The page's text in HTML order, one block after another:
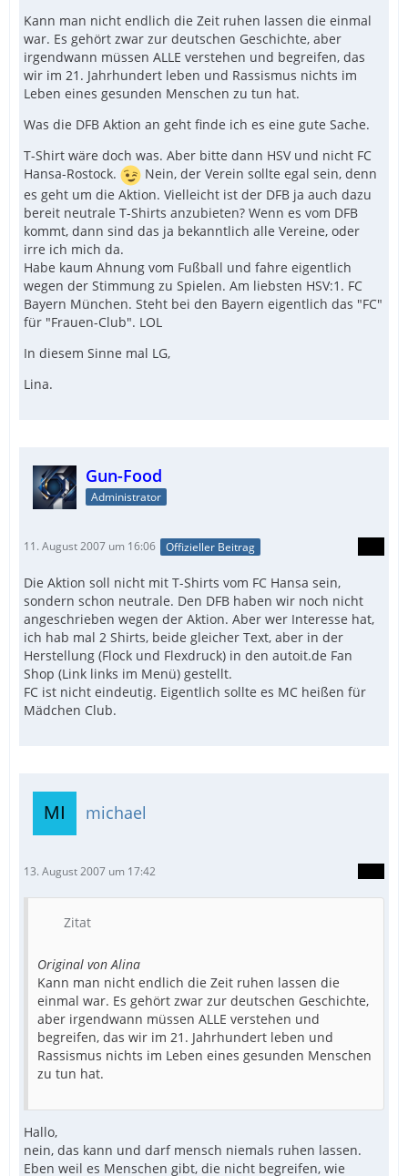
Kann man nicht endlich die Zeit ruhen lassen die einmal
war. Es gehört zwar zur deutschen Geschichte, aber
irgendwann müssen ALLE verstehen und begreifen, das
wir im 21. Jahrhundert leben und Rassismus nichts im
Leben eines gesunden Menschen zu tun hat.
Was die DFB Aktion an geht finde ich es eine gute Sache.
T-Shirt wäre doch was. Aber bitte dann HSV und nicht FC
Hansa-Rostock.
Nein, der Verein sollte egal sein, denn
es geht um die Aktion. Vielleicht ist der DFB ja auch dazu
bereit neutrale T-Shirts anzubieten? Wenn es vom DFB
kommt, dann sind das ja bekanntlich alle Vereine, oder
irre ich mich da.
Habe kaum Ahnung vom Fußball und fahre eigentlich
wegen der Stimmung zu Spielen. Am liebsten HSV:1. FC
Bayern München. Steht bei den Bayern eigentlich das "FC"
für "Frauen-Club". LOL
In diesem Sinne mal LG,
Lina.
Gun-Food
Administrator
11. August 2007 um 16:06 Offizieller Beitrag
Die Aktion soll nicht mit T-Shirts vom FC Hansa sein,
sondern schon neutrale. Den DFB haben wir noch nicht
angeschrieben wegen der Aktion. Aber wer Interesse hat,
ich hab mal 2 Shirts, beide gleicher Text, aber in der
Herstellung (Flock und Flexdruck) in den autoit.de Fan
Shop (Link links im Menü) gestellt.
FC ist nicht eindeutig. Eigentlich sollte es MC heißen für
Mädchen Club.
michael
13. August 2007 um 17:42
Zitat
Original von Alina
Kann man nicht endlich die Zeit ruhen lassen die
einmal war. Es gehört zwar zur deutschen Geschichte,
aber irgendwann müssen ALLE verstehen und
begreifen, das wir im 21. Jahrhundert leben und
Rassismus nichts im Leben eines gesunden Menschen
zu tun hat.
Hallo,
nein, das kann und darf mensch niemals ruhen lassen.
Eben weil es Menschen gibt, die nicht begreifen, wie